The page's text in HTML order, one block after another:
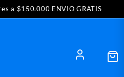
a $150.000 ENVIO GRATIS